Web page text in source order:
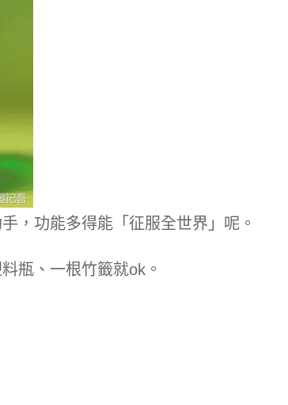
，功能多得能「征服全世界」呢。
瓶、一根竹籤就ok。